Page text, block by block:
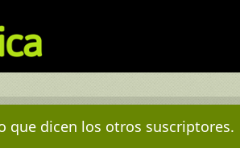
que dicen los otros suscriptores.